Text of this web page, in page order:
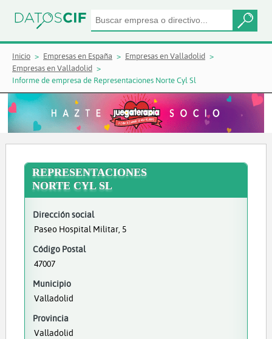
Inicio Empresas en España
Empresas en Valladolid
Empresas en Valladolid
Informe de empresa de Representaciones Norte Cyl Sl
REPRESENTACIONES
NORTE CYL SL
Dirección social
Paseo Hospital Militar, 5
Código Postal
47007
Municipio
Valladolid
Provincia
Valladolid